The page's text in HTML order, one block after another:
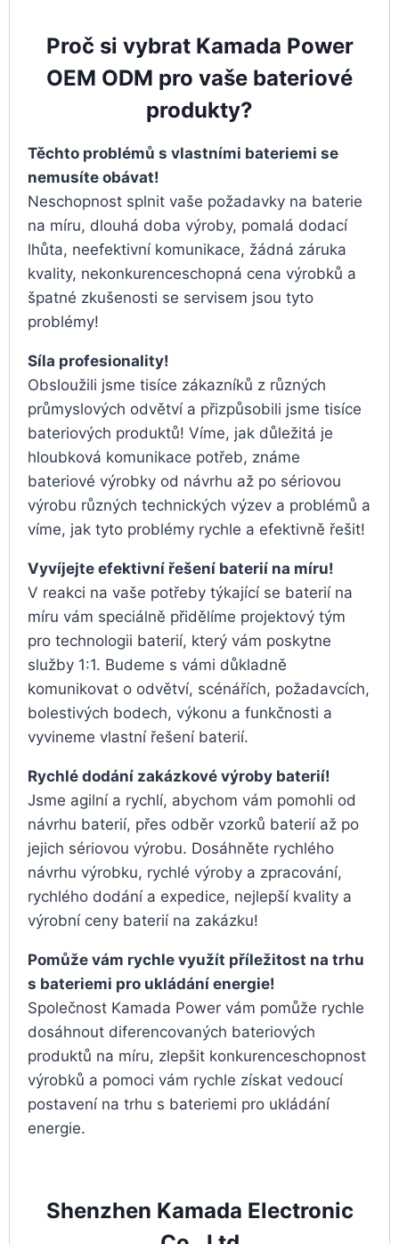
Proč si vybrat Kamada Power
OEM ODM pro vaše bateriové
produkty?
Těchto problémů s vlastními bateriemi se
nemusíte obávat!
Neschopnost splnit vaše požadavky na baterie
na míru, dlouhá doba výroby, pomalá dodací
lhůta, neefektivní komunikace, žádná záruka
kvality, nekonkurenceschopná cena výrobků a
špatné zkušenosti se servisem jsou tyto
problémy!
Síla profesionality!
Obsloužili jsme tisíce zákazníků z různých
průmyslových odvětví a přizpůsobili jsme tisíce
bateriových produktů! Víme, jak důležitá je
hloubková komunikace potřeb, známe
bateriové výrobky od návrhu až po sériovou
výrobu různých technických výzev a problémů a
víme, jak tyto problémy rychle a efektivně řešit!
Vyvíjejte efektivní řešení baterií na míru!
V reakci na vaše potřeby týkající se baterií na
míru vám speciálně přidělíme projektový tým
pro technologii baterií, který vám poskytne
služby 1:1. Budeme s vámi důkladně
komunikovat o odvětví, scénářích, požadavcích,
bolestivých bodech, výkonu a funkčnosti a
vyvineme vlastní řešení baterií.
Rychlé dodání zakázkové výroby baterií!
Jsme agilní a rychlí, abychom vám pomohli od
návrhu baterií, přes odběr vzorků baterií až po
jejich sériovou výrobu. Dosáhněte rychlého
návrhu výrobku, rychlé výroby a zpracování,
rychlého dodání a expedice, nejlepší kvality a
výrobní ceny baterií na zakázku!
Pomůže vám rychle využít příležitost na trhu
s bateriemi pro ukládání energie!
Společnost Kamada Power vám pomůže rychle
dosáhnout diferencovaných bateriových
produktů na míru, zlepšit konkurenceschopnost
výrobků a pomoci vám rychle získat vedoucí
postavení na trhu s bateriemi pro ukládání
energie.
Shenzhen Kamada Electronic